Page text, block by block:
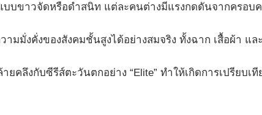
บบขาวจัดหรือดำสนิท แต่ละคนต่างมีแรงกดดันจากครอบ
มั่งคั่งของสังคมชั้นสูงได้อย่างสมจริง ทั้งฉาก เสื้อผ้า แล
ายคลึงกับซีรีส์ตะวันตกอย่าง “Elite” ทำให้เกิดการเปรียบ